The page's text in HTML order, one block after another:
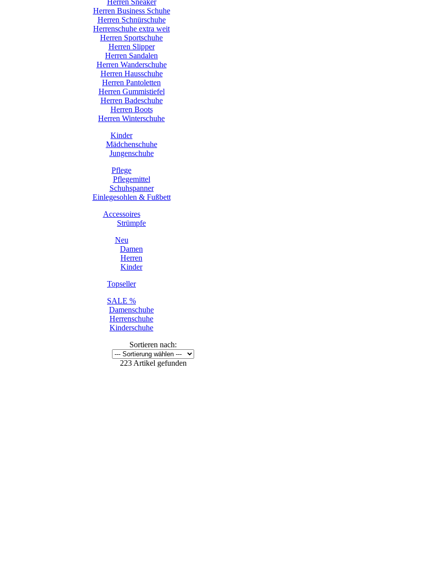
Herren Sneaker
Herren Business Schuhe
Herren Schnürschuhe
Herrenschuhe extra weit
Herren Sportschuhe
Herren Slipper
Herren Sandalen
Herren Wanderschuhe
Herren Hausschuhe
Herren Pantoletten
Herren Gummistiefel
Herren Badeschuhe
Herren Boots
Herren Winterschuhe
Kinder
Mädchenschuhe
Jungenschuhe
Pflege
Pflegemittel
Schuhspanner
Einlegesohlen & Fußbett
Accessoires
Strümpfe
Neu
Damen
Herren
Kinder
Topseller
SALE %
Damenschuhe
Herrenschuhe
Kinderschuhe
Sortieren nach:
223 Artikel gefunden